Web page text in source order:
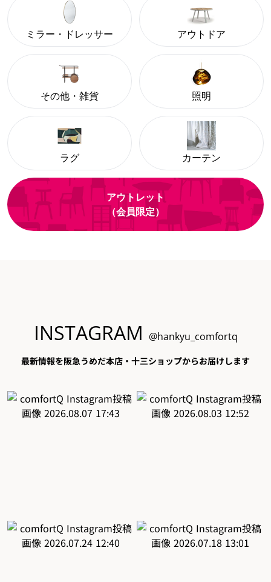
ミラー・ドレッサー アウトドア
その他・雑貨 照明
ラグ カーテン
アウトレット
（会員限定）
INSTAGRAM @hankyu_comfortq
最新情報を阪急うめだ本店・十三ショップからお届けします